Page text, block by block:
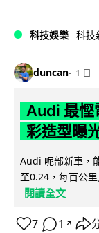
科技娛樂 科技
duncan 1 日
Audi 最
彩造型曝
Audi 呢部新車，
至0.24，每百公
閱讀全文
7 1 ↗